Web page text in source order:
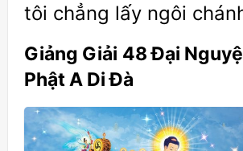
tôi chẳng lấy ngôi
Giảng Giải 48 Đại
Phật A Di Đà